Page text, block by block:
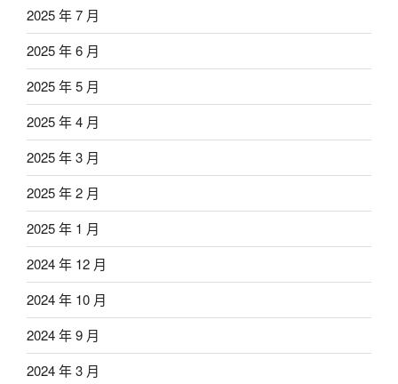
2025 年 7 月
2025 年 6 月
2025 年 5 月
2025 年 4 月
2025 年 3 月
2025 年 2 月
2025 年 1 月
2024 年 12 月
2024 年 10 月
2024 年 9 月
2024 年 3 月